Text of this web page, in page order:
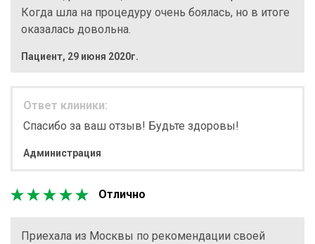
Когда шла на процедуру очень боялась, но в итоге
оказалась довольна.
Пациент, 29 июня 2020г.
Ответ клиники:
Спасибо за ваш отзыв! Будьте здоровы!
Администрация
Отлично
Приехала из Москвы по рекомендации своей